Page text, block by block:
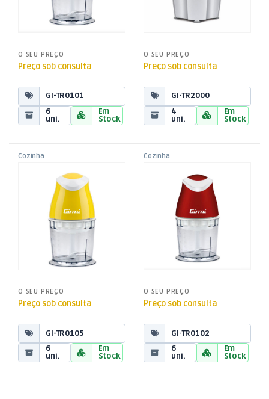
O SEU PREÇO
Preço sob consulta
GI-TR0101
6
uni.
Em
Stock
O SEU PREÇO
Preço sob consulta
GI-TR2000
4
uni.
Em
Stock
Cozinha
Peq. Domésticos
O SEU PREÇO
Preço sob consulta
GI-TR0105
6
uni.
Em
Stock
Cozinha
Peq. Domésticos
O SEU PREÇO
Preço sob consulta
GI-TR0102
6
uni.
Em
Stock